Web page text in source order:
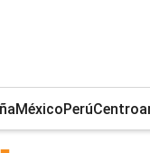
MéxicoPerú